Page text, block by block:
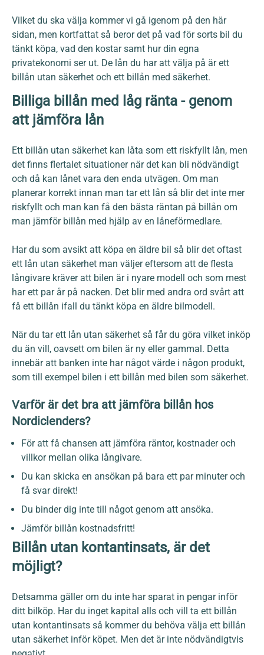
Vilket du ska välja kommer vi gå igenom på den här
sidan, men kortfattat så beror det på vad för sorts bil du
tänkt köpa, vad den kostar samt hur din egna
privatekonomi ser ut. De lån du har att välja på är ett
billån utan säkerhet och ett billån med säkerhet.
Billiga billån med låg ränta - genom
att jämföra lån
Ett billån utan säkerhet kan låta som ett riskfyllt lån, men
det finns flertalet situationer när det kan bli nödvändigt
och då kan lånet vara den enda utvägen. Om man
planerar korrekt innan man tar ett lån så blir det inte mer
riskfyllt och man kan få den bästa räntan på billån om
man jämför billån med hjälp av en låneförmedlare.
Har du som avsikt att köpa en äldre bil så blir det oftast
ett lån utan säkerhet man väljer eftersom att de flesta
långivare kräver att bilen är i nyare modell och som mest
har ett par år på nacken. Det blir med andra ord svårt att
få ett billån ifall du tänkt köpa en äldre bilmodell.
När du tar ett lån utan säkerhet så får du göra vilket inköp
du än vill, oavsett om bilen är ny eller gammal. Detta
innebär att banken inte har något värde i någon produkt,
som till exempel bilen i ett billån med bilen som säkerhet.
Varför är det bra att jämföra billån hos
Nordiclenders?
För att få chansen att jämföra räntor, kostnader och
villkor mellan olika långivare.
Du kan skicka en ansökan på bara ett par minuter och
få svar direkt!
Du binder dig inte till något genom att ansöka.
Jämför billån kostnadsfritt!
Billån utan kontantinsats, är det
möjligt?
Detsamma gäller om du inte har sparat in pengar inför
ditt bilköp. Har du inget kapital alls och vill ta ett billån
utan kontantinsats så kommer du behöva välja ett billån
utan säkerhet inför köpet. Men det är inte nödvändigtvis